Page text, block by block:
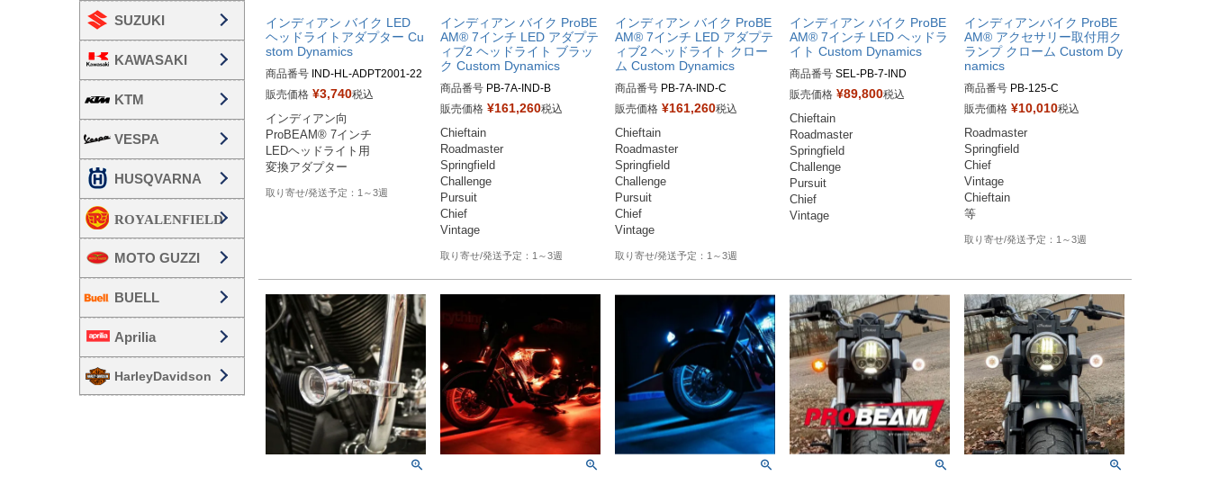
SUZUKI
KAWASAKI
KTM
VESPA
HUSQVARNA
MOTO GUZZI
BUELL
Aprilia
HarleyDavidson
インディアン バイク LED
ヘッドライトアダプター Cu
stom Dynamics
商品番号 IND-HL-ADPT2001-22
91
販売価格 ¥3,740税込
インディアン向
ProBEAM® 7インチ
LEDヘッドライト用
変換アダプター
1～3週
インディアン バイク ProBE
AM® 7インチ LED アダプテ
ィブ2 ヘッドライト ブラッ
ク Custom Dynamics
商品番号 PB-7A-IND-B
販売価格 ¥161,260税込
Chieftain
Roadmaster
Springfield
Challenge
Pursuit
Chief
Vintage
1～3週
インディアン バイク ProBE
AM® 7インチ LED アダプテ
ィブ2 ヘッドライト クロー
ム Custom Dynamics
商品番号 PB-7A-IND-C
販売価格 ¥161,260税込
Chieftain
Roadmaster
Springfield
Challenge
Pursuit
Chief
Vintage
1～3週
インディアン バイク ProBE
AM® 7インチ LED ヘッドラ
イト Custom Dynamics
商品番号 SEL-PB-7-IND
クローム：PB-7-IND-C：2001-1
ブラック：PB-7-IND-B：2001-1
826
販売価格 ¥89,800税込
Chieftain
Roadmaster
Springfield
Challenge
Pursuit
Chief
Vintage
インディアンバイク ProBE
AM® アクセサリー取付用ク
ランプ クローム Custom Dy
namics
商品番号 PB-125-C
販売価格 ¥10,010税込
Roadmaster
Springfield
Chief
Vintage
Chieftain
等
1～3週